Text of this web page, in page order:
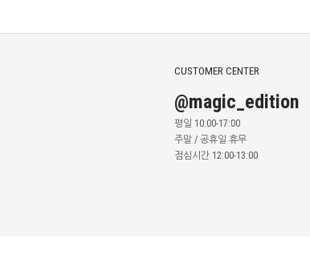
CUSTOMER CENTER
@magic_edition
평일 10:00-17:00
주말 / 공휴일 휴무
점심시간 12:00-13:00